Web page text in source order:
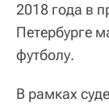
2018 года в
Петербурге
футболу.
В рамках